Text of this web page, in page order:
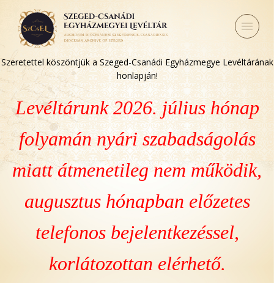
Szeretettel köszöntjük a Szeged-Csanádi Egyházmegye Levéltárának
honlapján!
Levéltárunk 2026. július hónap
folyamán nyári szabadságolás
miatt átmenetileg nem működik,
augusztus hónapban előzetes
telefonos bejelentkezéssel,
korlátozottan elérhető.